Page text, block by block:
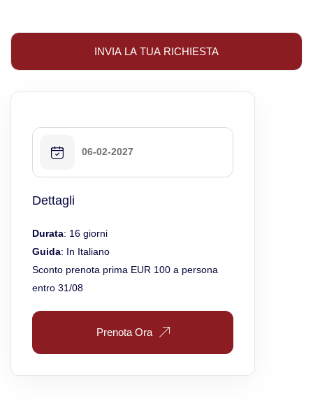
06-02-2027
Dettagli
Durata: 16 giorni
Guida: In Italiano
Sconto prenota prima EUR 100 a persona
entro 31/08
Prenota Ora